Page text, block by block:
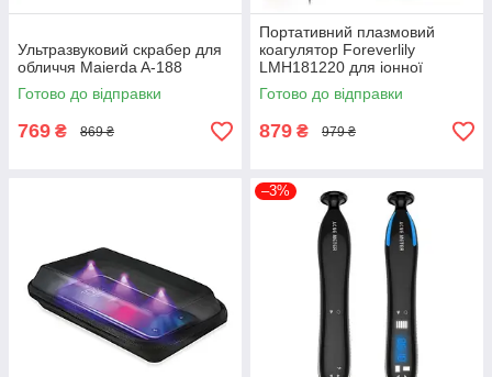
Ультразвуковий скрабер для
обличчя Maierda A-188
Готово до відправки
769 ₴ 869 ₴
Портативний плазмовий
коагулятор Foreverlily
LMH181220 для іонної
карбонізації шкіри
Готово до відправки
879 ₴ 979 ₴
–3%